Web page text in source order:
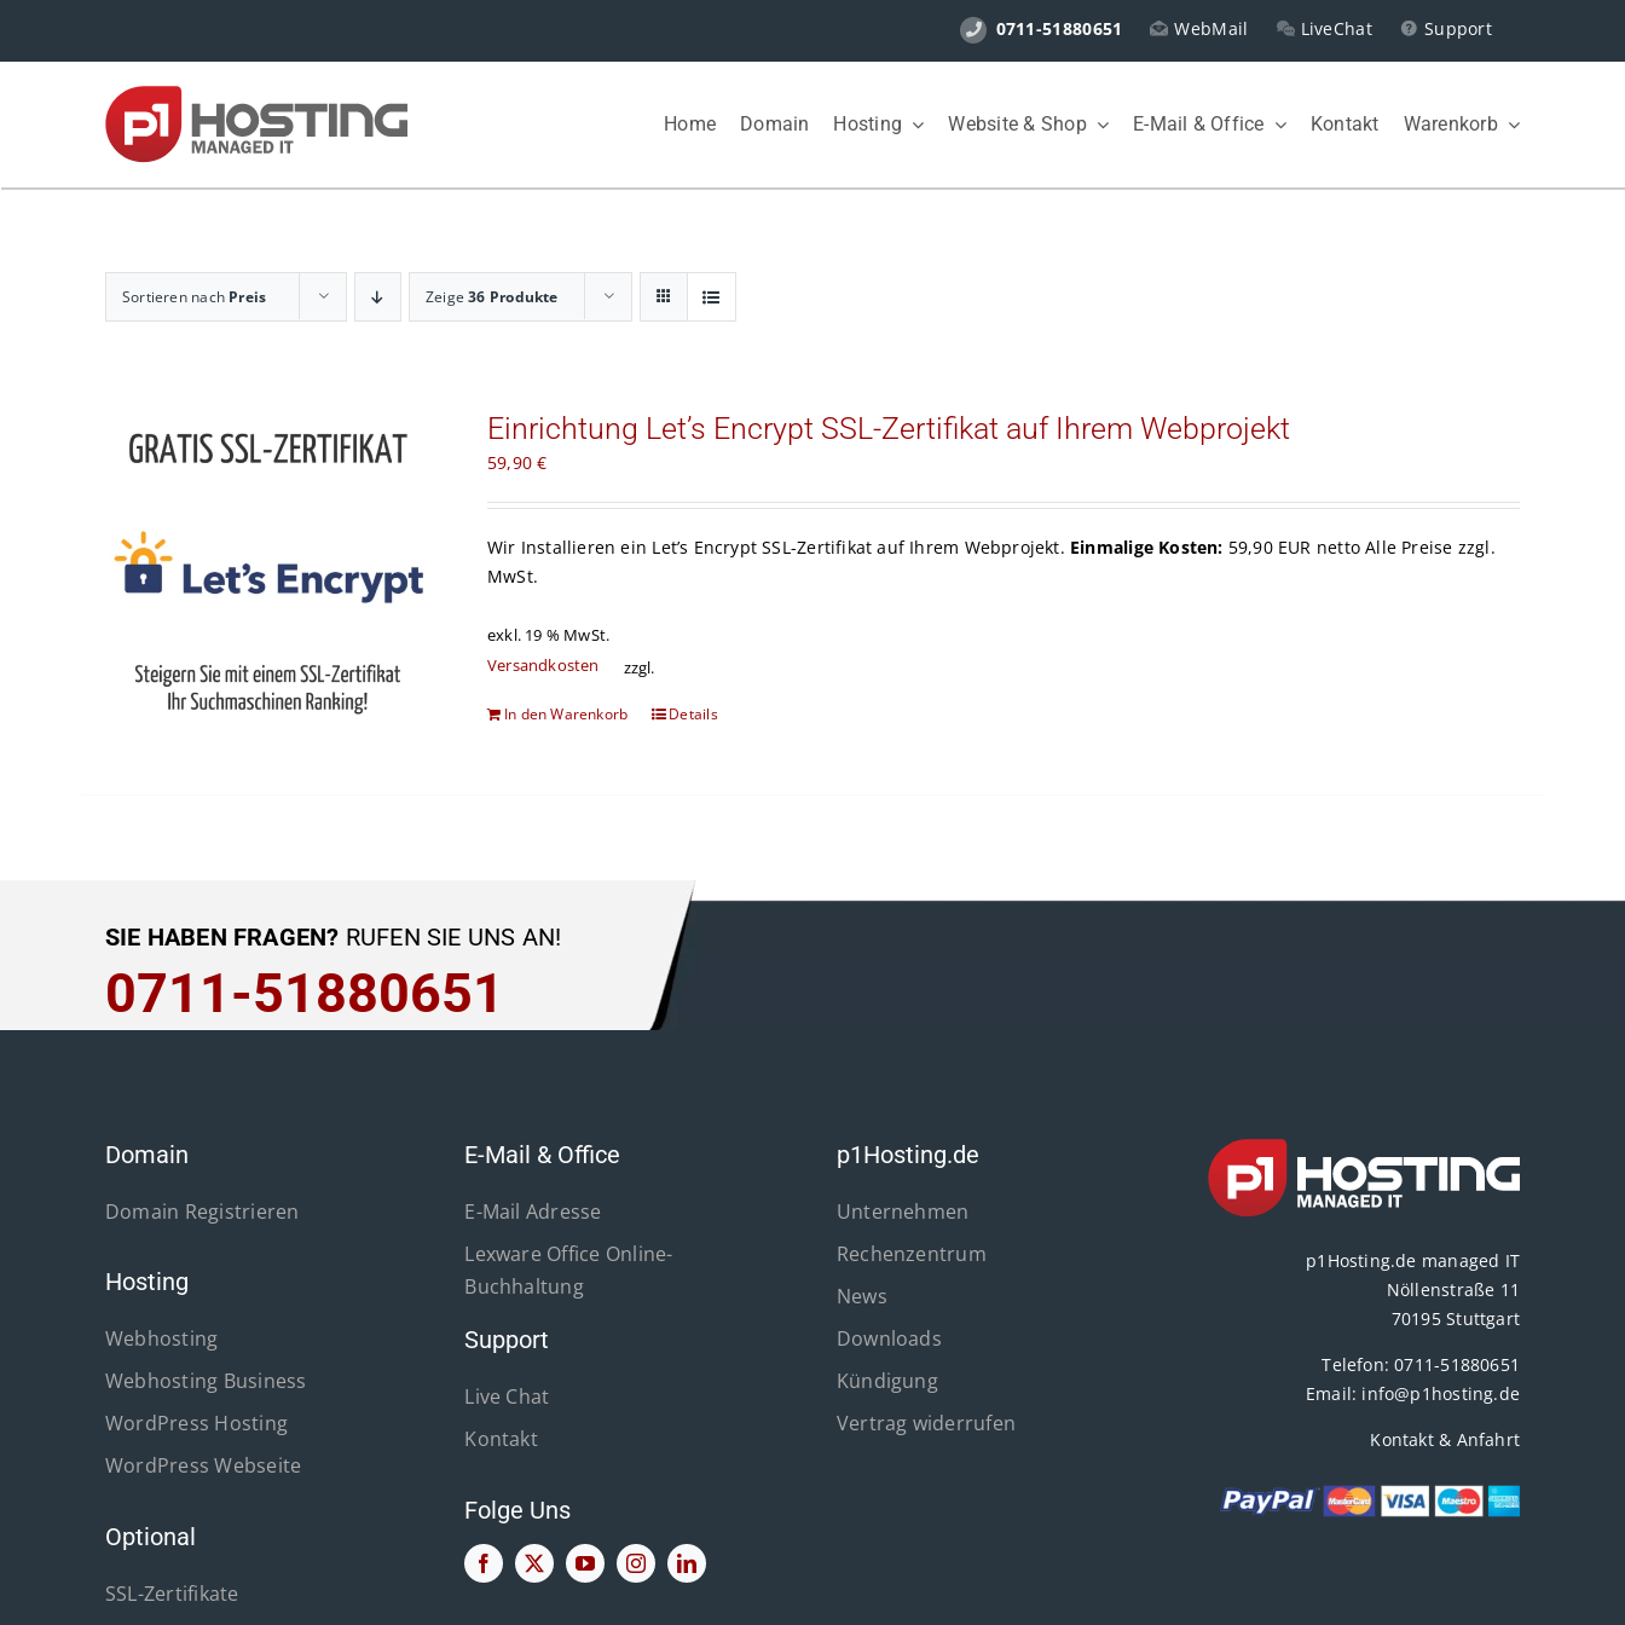
0711-51880651 WebMail LiveChat Support
Home Domain Hosting Website & Shop E-Mail & Office Kontakt Warenkorb
Sortieren nach Preis Zeige36 Produkte
Einrichtung Let’s Encrypt SSL-Zertifikat auf Ihrem Webprojekt
59,90€
Wir Installieren ein Let’s EncryptSSL-Zertifikat auf Ihrem Webprojekt. Einmalige Kosten: 59,90 EUR netto Alle Preise zzgl.
MwSt.
exkl. 19 % MwSt.
zzgl.
Versandkosten
In den Warenkorb Details
SIE HABEN FRAGEN? RUFEN SIE UNS AN!
0711-51880651
Domain
Domain Registrieren
Hosting
Webhosting
Webhosting Business
WordPress Hosting
WordPress Webseite
Optional
SSL-Zertifikate
E-Mail & Office
E-Mail Adresse
Lexware Office Online-
Buchhaltung
Support
Live Chat
Kontakt
Folge Uns
p1Hosting.de
Unternehmen
Rechenzentrum
News
Downloads
Kündigung
Vertrag widerrufen
p1Hosting.de managed IT
Nöllenstraße 11
70195 Stuttgart
Telefon:0711-51880651
Email: info@p1hosting.de
Kontakt & Anfahrt